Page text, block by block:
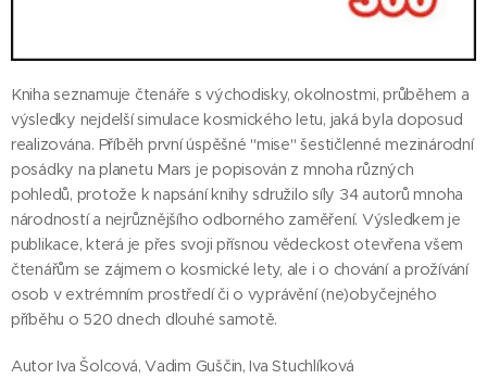
Kniha seznamuje čtenáře s východisky, okolnostmi, průběhem a
výsledky nejdelší simulace kosmického letu, jaká byla doposud
realizována. Příběh první úspěšné "mise" šestičlenné mezinárodní
posádky na planetu Mars je popisován z mnoha různých
pohledů, protože k napsání knihy sdružilo síly 34 autorů mnoha
národností a nejrůznějšího odborného zaměření. Výsledkem je
publikace, která je přes svoji přísnou vědeckost otevřena všem
čtenářům se zájmem o kosmické lety, ale i o chování a prožívání
osob v extrémním prostředí či o vyprávění (ne)obyčejného
příběhu o 520 dnech dlouhé samotě.
Autor Iva Šolcová, Vadim Guščin, Iva Stuchlíková